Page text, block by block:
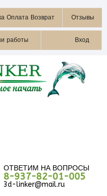
Оплата Возврат Отзывы
работы Вход
ОТВЕТИМ НА ВОПРОСЫ
8-937-82-01-005
3d-linker@mail.ru